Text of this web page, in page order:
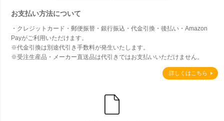
お支払い方法について
・クレジットカード・郵便振替・銀行振込・代金引換・後払い・Amazon
Payがご利用いただけます。
※代金引換は別途代引き手数料が発生いたします。
※受注生産品・メーカー直送品は代引きではお支払いいただけません。
詳しくはこちら